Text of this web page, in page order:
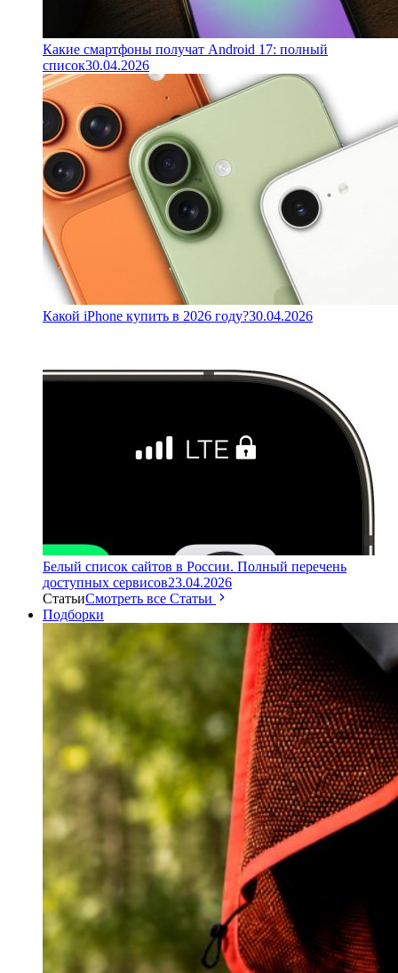
Какие смартфоны получат Android 17: полный
список30.04.2026
Какой iPhone купить в 2026 году?30.04.2026
Белый список сайтов в России. Полный перечень
доступных сервисов23.04.2026
СтатьиСмотреть все Статьи
Подборки